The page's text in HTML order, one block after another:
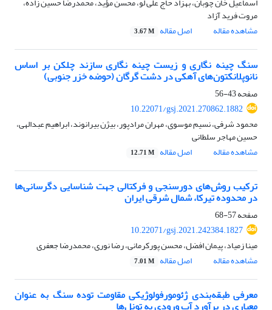
مروت فرید آزاد
مشاهده مقاله
اصل مقاله 3.67 M
سنگ چینه نگاری و زیست چینه نگاری سازند چلکن بر اساس
نانوپلانکتون‌های آهکی در دشت گرگان (حوضه خزر جنوبی)
صفحه43-56
10.22071/gsj.2021.270862.1882
محمود شرفی، نسیم موسوی، مهران مرادپور، بیژن بیرانوند، ابراهیم عبدالهی،
حسین مهاجر سلطانی
مشاهده مقاله
اصل مقاله 12.71 M
ترکیب روش‌های دورسنجی و فرکتالی جهت شناسایی دگرسانی‌ها
در محدوده تیرکا، شمال شرقی ایران
صفحه57-68
10.22071/gsj.2021.242384.1827
مینا زمیاد، پیمان افضل، محسن پورکرمانی، رضا نوری، محمدرضا جعفری
مشاهده مقاله
اصل مقاله 7.01 M
معرفی طبقه‌بندی ژئومورفولوژیکی مقاومت توده سنگ به عنوان